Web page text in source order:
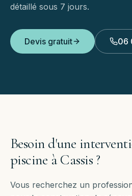
détaillé sous 7 jours.
Devis gratuit 06
Besoin d'une
piscine àCassis ?
Vous recherchez un